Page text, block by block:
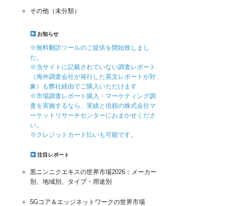
その他（未分類）
お知らせ
※無料翻訳ツールのご提供を開始致しまし
た。
※当サイトに記載されていない調査レポート
（海外調査会社が発行した英文レポートが対
象）も弊社経由でご購入いただけます
※市場調査レポート購入・マーケティング調
査を実施するなら、実績と信頼の株式会社マ
ーケットリサーチセンターにおまかせくださ
い。
※クレジットカード払いも可能です。
注目レポート
黒ニンニクエキスの世界市場2026：メーカー
別、地域別、タイプ・用途別
5Gコア＆エッジネットワークの世界市場